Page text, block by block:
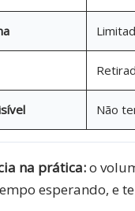
Não
na prática:o
esperando, e